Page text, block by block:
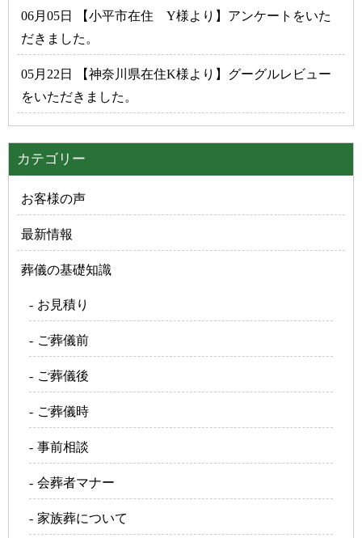
06月05日 【小平市在住 Y様より】アンケートをいた
だきました。
05月22日 【神奈川県在住K様より】グーグルレビュー
をいただきました。
カテゴリー
お客様の声
最新情報
葬儀の基礎知識
お見積り
ご葬儀前
ご葬儀後
ご葬儀時
事前相談
会葬者マナー
家族葬について